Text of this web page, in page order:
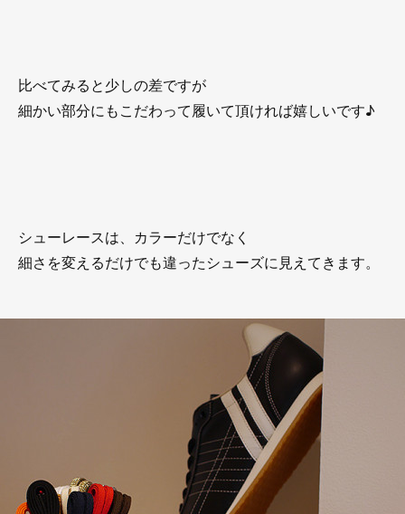
比べてみると少しの差ですが
細かい部分にもこだわって履いて頂ければ嬉しいです♪
シューレースは、カラーだけでなく
細さを変えるだけでも違ったシューズに見えてきます。